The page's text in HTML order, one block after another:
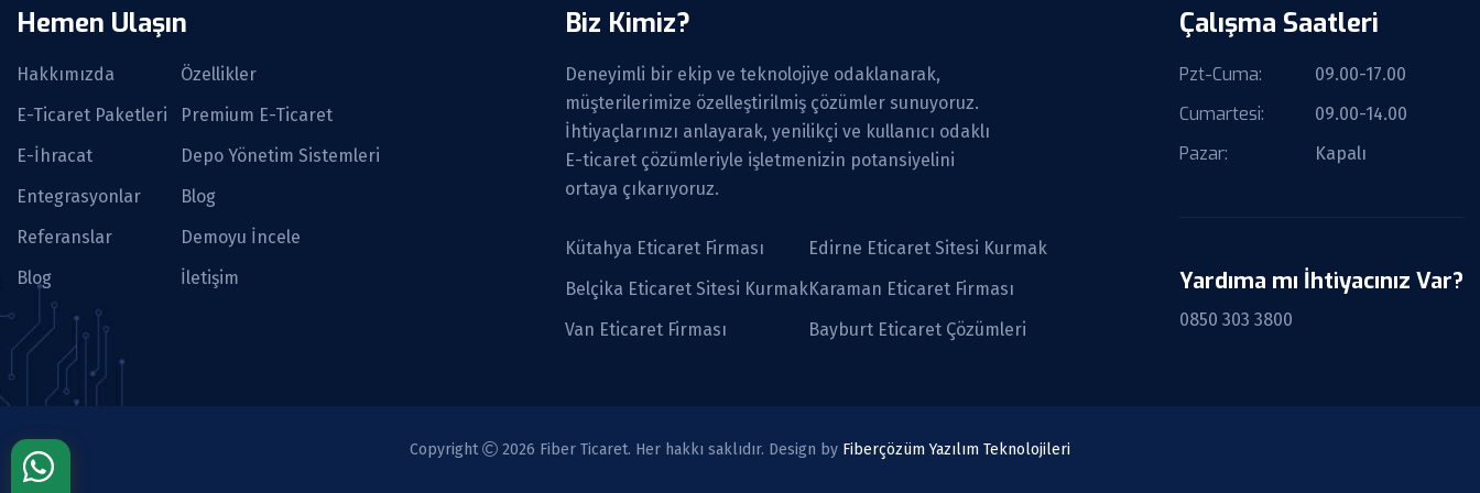
Hemen Ulaşın
Hakkımızda
Özellikler
E-Ticaret Paketleri
Premium E-Ticaret
E-İhracat
Depo Yönetim Sistemleri
Entegrasyonlar
Blog
Referanslar
Demoyu İncele
Blog
İletişim
Biz Kimiz?
Deneyimli bir ekip ve teknolojiye odaklanarak,
müşterilerimize özelleştirilmiş çözümler sunuyoruz.
İhtiyaçlarınızı anlayarak, yenilikçi ve kullanıcı odaklı
E-ticaret çözümleriyle işletmenizin potansiyelini
ortaya çıkarıyoruz.
Kütahya Eticaret Firması
Edirne Eticaret Sitesi Kurmak
Belçika Eticaret Sitesi KurmakKaraman Eticaret Firması
Van Eticaret Firması
Bayburt Eticaret Çözümleri
Çalışma Saatleri
Pzt-Cuma: 09.00-17.00
Cumartesi: 09.00-14.00
Pazar: Kapalı
Yardıma mı İhtiyacınız Var?
0850 303 3800
Copyright 2026 Fiber Ticaret. Her hakkı saklıdır. Design by Fiberçözüm Yazılım Teknolojileri